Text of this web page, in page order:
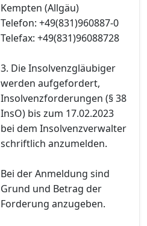
Kempten (Allgäu)
Telefon: +49(831)960887-0
Telefax: +49(831)96088728
3. Die Insolvenzgläubiger
werden aufgefordert,
Insolvenzforderungen (§ 38
InsO) bis zum 17.02.2023
bei dem Insolvenzverwalter
schriftlich anzumelden.
Bei der Anmeldung sind
Grund und Betrag der
Forderung anzugeben.